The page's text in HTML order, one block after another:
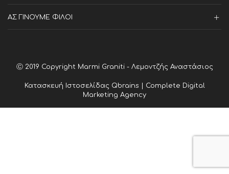
ΑΣ ΓΙΝΟΥΜΕ ΦΙΛΟΙ
Ⓒ 2019 Copyright Marmi Graniti - Λεμοντζής Αναστάσιος
Κατασκευή Ιστοσελίδας Qbrains | Complete Digital
Marketing Agency